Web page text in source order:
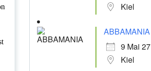
Kiel
ABBAMANIA
9 Mai 27
Kiel